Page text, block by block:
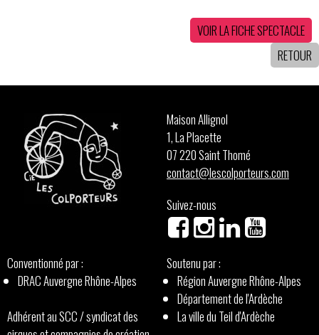
VOIR LA FICHE SPECTACLE
RETOUR
Maison Allignol
1, La Placette
07 220 Saint Thomé
contact@lescolporteurs.com
Suivez-nous
Conventionné par :
DRAC Auvergne Rhône-Alpes
Adhérent au SCC / syndicat des
Soutenu par :
Région Auvergne Rhône-Alpes
Département de l'Ardèche
La ville du Teil d'Ardèche